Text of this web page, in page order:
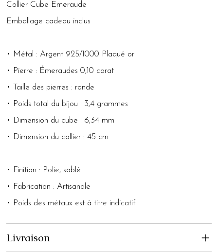
Collier Cube Emeraude
Emballage cadeau inclus
• Métal : Argent 925/1000 Plaqué or
• Pierre : Émeraudes 0,10 carat
• Taille des pierres : ronde
• Poids total du bijou : 3,4 grammes
• Dimension du cube : 6,34 mm
• Dimension du collier : 45 cm
• Finition : Polie, sablé
• Fabrication : Artisanale
• Poids des métaux est à titre indicatif
Livraison